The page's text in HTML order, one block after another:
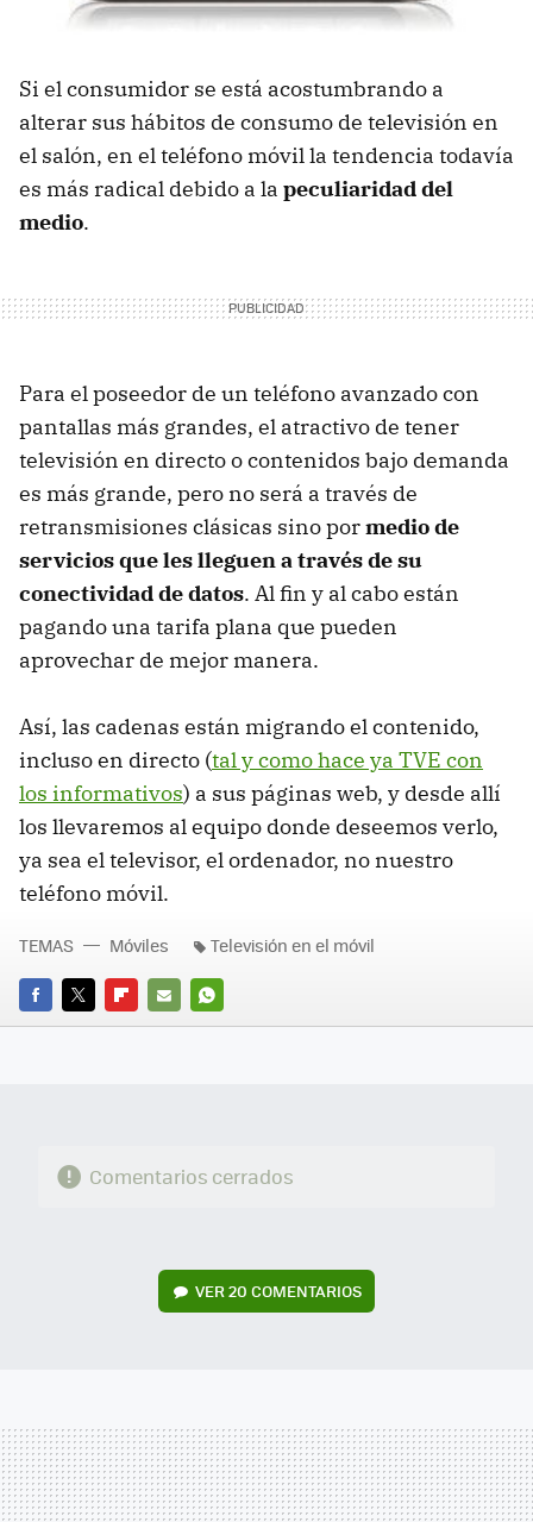
Si el consumidor se está acostumbrando a
alterar sus hábitos de consumo de televisión en
el salón, en el teléfono móvil la tendencia todavía
es más radical debido a la peculiaridad del
medio.
Para el poseedor de un teléfono avanzado con
pantallas más grandes, el atractivo de tener
televisión en directo o contenidos bajo demanda
es más grande, pero no será a través de
retransmisiones clásicas sino pormedio de
servicios que les lleguen a través de su
conectividad de datos. Al fin y al cabo están
pagando una tarifa plana que pueden
aprovechar de mejor manera.
Así, las cadenas están migrando el contenido,
incluso en directo (tal y como hace ya TVE con
los informativos) a sus páginas web, y desde allí
los llevaremos al equipo donde deseemos verlo,
ya sea el televisor, el ordenador, no nuestro
teléfono móvil.
FACEBOOK
TWITTERFLIPBOARD
E-
WHATSAPP
TEMAS Móviles Televisión en el móvil
Comentarios cerrados
VER 20 COMENTARIOS